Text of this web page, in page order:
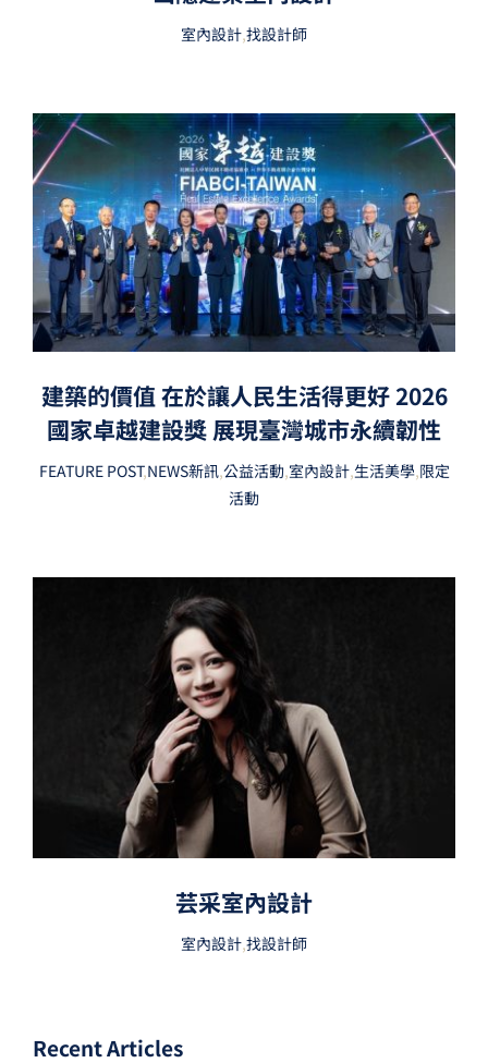
室內設計,找設計師
建築的價值 在於讓人民生活得更好 2026
國家卓越建設獎 展現臺灣城市永續韌性
FEATURE POST,NEWS新訊,公益活動,室內設計,生活美學,限定
活動
芸采室內設計
室內設計,找設計師
Recent Articles